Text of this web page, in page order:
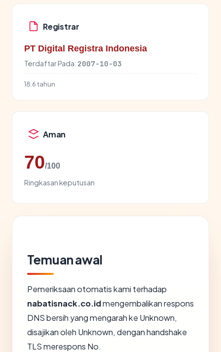
Registrar
PT Digital Registra Indonesia
Terdaftar Pada: 2007-10-03
18.6 tahun
Aman
70/100
Ringkasan keputusan
Temuan awal
Pemeriksaan otomatis kami terhadap
nabatisnack.co.idmengembalikan respons
DNS bersih yang mengarah ke Unknown,
disajikan oleh Unknown, dengan handshake
TLS merespons No.